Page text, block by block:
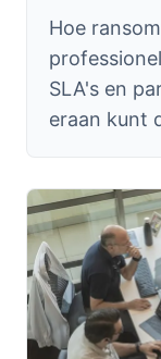
Hoe
SLA's en
eraan kunt